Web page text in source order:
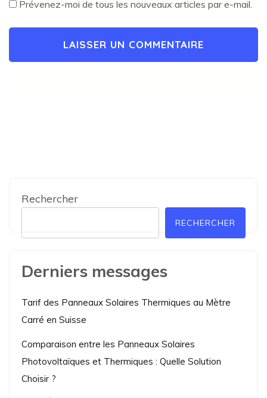
Prévenez-moi de tous les nouveaux articles par e-mail.
Rechercher
RECHERCHER
Derniers messages
Tarif des Panneaux Solaires Thermiques au Mètre
Carré en Suisse
Comparaison entre les Panneaux Solaires
Photovoltaïques et Thermiques : Quelle Solution
Choisir ?